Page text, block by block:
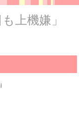
上機嫌」